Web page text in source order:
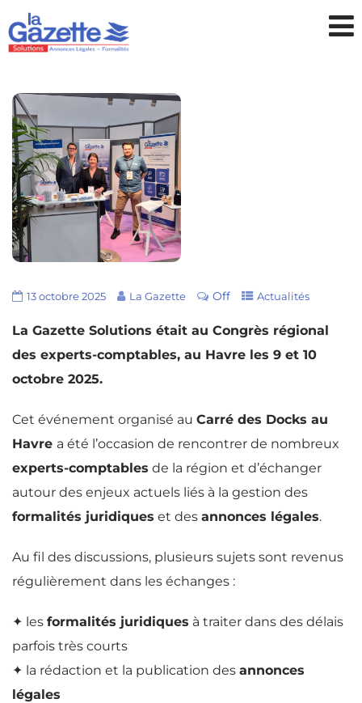
13 octobre 2025 La Gazette Off Actualités
La Gazette Solutions était au Congrès régional
des experts-comptables, au Havre les 9 et 10
octobre 2025.
Cet événement organisé au Carré des Docks au
Havre a été l’occasion de rencontrer de nombreux
experts-comptables de la région et d’échanger
autour des enjeux actuels liés à la gestion des
formalités juridiques et des annonces légales.
Au fil des discussions, plusieurs sujets sont revenus
régulièrement dans les échanges :
✦ les formalités juridiques à traiter dans des délais
parfois très courts
✦ la rédaction et la publication des annonces
légales